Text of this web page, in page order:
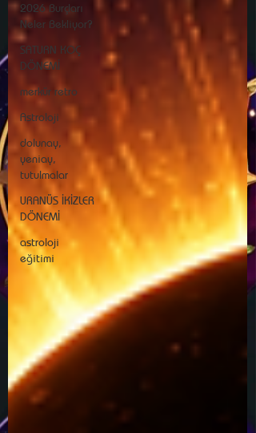
2026 Burçları
Neler Bekliyor?
SATURN KOÇ
DÖNEMİ
merkür retro
Astroloji
dolunay,
yeniay,
tutulmalar
URANÜS İKİZLER
DÖNEMİ
astroloji
eğitimi